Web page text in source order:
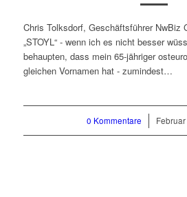
Chris Tolksdorf, Geschäftsführer
„STOYL“ - wenn ich es nicht besser
behaupten, dass mein 65-jähriger
gleichen Vornamen hat - zumindest…
0 Kommentare
/